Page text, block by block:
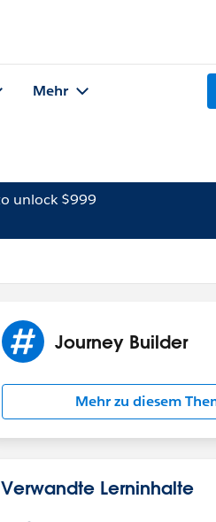
Mehr
unlock $999
Journey Builder
Mehr zu diesem
Verwandte Lerninhalte